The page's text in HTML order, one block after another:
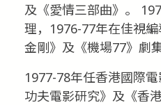
及《愛情三部曲》。
理，1976-77年在佳視
金剛》及《機場77》劇集
1977-78年任香港國際
功夫電影研究》及《香